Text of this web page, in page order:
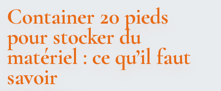
Container 20 pieds
pour stocker du
matériel : ce qu’il faut
savoir